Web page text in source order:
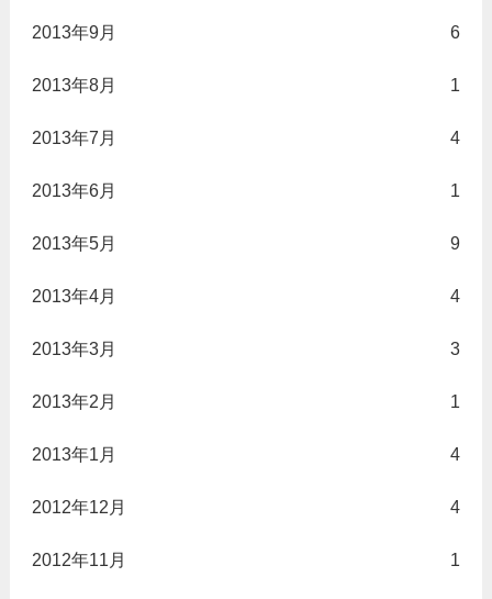
2013年9月 6
2013年8月 1
2013年7月 4
2013年6月 1
2013年5月 9
2013年4月 4
2013年3月 3
2013年2月 1
2013年1月 4
2012年12月 4
2012年11月 1